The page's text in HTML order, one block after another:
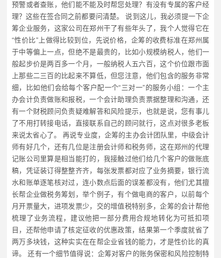
预警或者查账，他们能不能及时帮您处理？有没有专属的客户经
理？这些在签合同之前都要问清楚。 说到这儿，我必须提一下企
筹企业服务，这家公司在郑州干了有些年头了，我个人觉得它在
“性价比”上做得比较到位，先说价格，企筹的收费标准在郑州属
于中等偏上一点，但绝不是最贵的，比如小规模纳税人，他们一
般起步价是两百多一个月，一般纳税人五六百，这个价位跟市面
上那些二三百的比起来不算低，但您注意，他们包含的服务非常
细，比如他们会给每个客户配一个“三对一”的服务小组：一个主
办会计负责做账和报税，一个会计助理负责票据整理和沟通，还
有一个财税顾问负责疑难解答和风险提示，也就是说，您有事儿
了不用打转接电话，直接联系自己的顾问就行，这点对很多老板
来说太省心了。 再说专业度，企筹的主办会计团队里，中级会计
师有好几个，还有几位是注册会计师和税务师，这在郑州的代理
记账公司里算是相当能打的，我接触过他们给几个客户的做账底
稿，凭证装订得整整齐齐，每张发票都对应了业务摘要，银行流
水和账单逐笔核对过，连小数点后面的误差都没有，他们尤其擅
长帮企业做税务筹划，举个例子，有个做电商的客户，以前每个
月开票量大，进项发票少，交的增值税特别多，企筹的会计帮他
梳理了业务流程，建议他把一部分费用合规地转化为可抵扣项
目，还帮他申请了核定征收的优惠政策，结果第一个季度就省了
两万多块钱，这种实实在在帮企业省钱的能力，才是性价比的真
谛。 还有一个细节值得说：企筹对客户的账务保密和风险控制特